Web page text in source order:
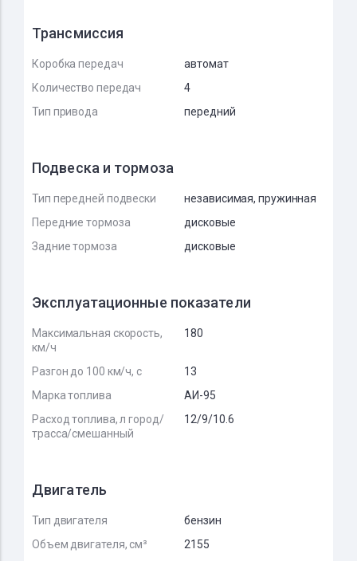
Трансмиссия
Коробка передач
автомат
Количество передач
4
Тип привода
передний
Подвеска и тормоза
Тип передней подвески
независимая, пружинная
Передние тормоза
дисковые
Задние тормоза
дисковые
Эксплуатационные показатели
Максимальная скорость,
км/ч
180
Разгон до 100 км/ч, с
13
Марка топлива
АИ-95
Расход топлива, л город/
трасса/смешанный
12/9/10.6
Двигатель
Тип двигателя
бензин
Объем двигателя, см³
2155